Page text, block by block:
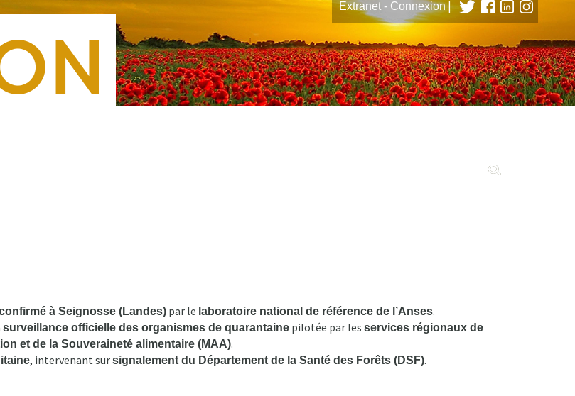
Extranet - Connexion|
à Seignosse (Landes) par le laboratoire national de référence de l’Anses.
surveillance officielle des organismes de quarantaine pilotée par les services régionaux de
et de la Souveraineté alimentaire (MAA).
, intervenant sursignalement du Département de la Santé des Forêts (DSF).